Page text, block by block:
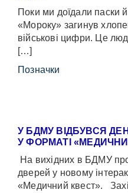
Поки ми доїдали паски
«Мороку» загинув
військові цифри. Це
[…]
Позначки
У БДМУ ВІДБУВСЯ
У ФОРМАТІ
На вихідних в БДМУ
дверей у новому
«Медичний квест».